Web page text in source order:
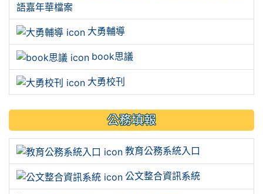
語嘉年華檔案
大勇輔導
book思議
大勇校刊
公務填報
教育公務系統入口
公文整合資訊系統